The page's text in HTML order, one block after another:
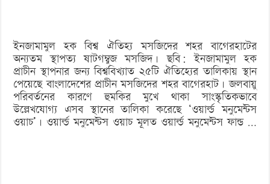
বাগেরহাট’
ইনজামামুল হক বিশ্ব ঐতিহ্য মসজিদের শহর বাগেরহাটের
অন্যতম স্থাপত্য ষাটগম্বুজ মসজিদ। ছবি: ইনজামামুল হক
প্রাচীন স্থাপনার জন্য বিশ্ববিখ্যাত ২৫টি ঐতিহ্যের তালিকায় স্থান
পেয়েছে বাংলাদেশের প্রাচীন মসজিদের শহর বাগেরহাট। জলবায়ু
পরিবর্তনের কারণে হুমকির মুখে থাকা সাংস্কৃতিকভাবে
উল্লেখযোগ্য এসব স্থানের তালিকা করেছে ‘ওয়ার্ল্ড মনুমেন্টস
ওয়াচ’। ওয়ার্ল্ড মনুমেন্টস ওয়াচ মূলত ওয়ার্ল্ড মনুমেন্টস ফান্ড …